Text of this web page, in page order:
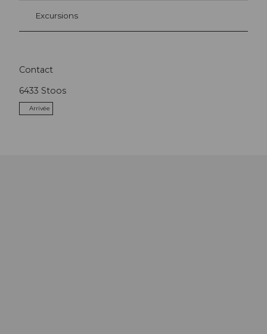
Excursions
Contact
6433 Stoos
Arrivée